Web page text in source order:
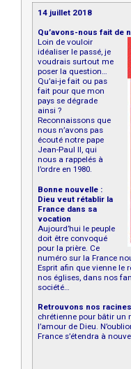
14 juillet 2018
Qu’avons-nous fait de
Loin de vouloir
idéaliser le passé, je
voudrais surtout me
poser la question…
Qu’ai-je fait ou pas
fait pour que mon
pays se dégrade
ainsi ?
Reconnaissons que
nous n’avons pas
écouté notre pape
Jean-Paul II, qui
nous a rappelés à
l’ordre en 1980.
Bonne nouvelle :
Dieu veut rétablir la
France dans sa
vocation
Aujourd’hui le peuple
doit être convoqué
pour la prière. Ce
numéro sur la France
Esprit afin que vienne le
nos églises, dans nos
société…
Retrouvons nos
chrétienne pour bâtir un
l’amour de Dieu.
France s’étendra à